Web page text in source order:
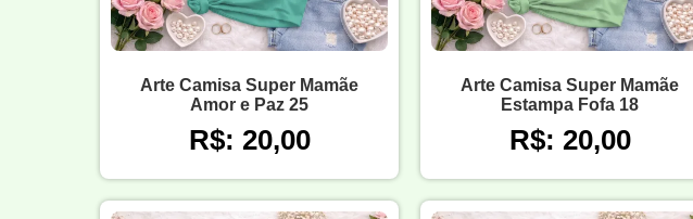
Arte Camisa Super Mamãe
Amor e Paz 25
R$: 20,00
Arte Camisa Super Mamãe
Estampa Fofa 18
R$: 20,00